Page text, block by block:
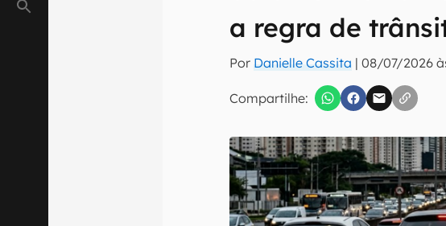
a regra de
Por Danielle Cassita |08/07/2026
Compartilhe:
E-mail
Confirmo que li, aceito e